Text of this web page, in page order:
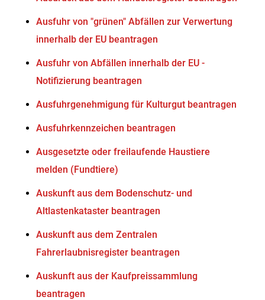
Ausfuhr von "grünen" Abfällen zur Verwertung
innerhalb der EU beantragen
Ausfuhr von Abfällen innerhalb der EU -
Notifizierung beantragen
Ausfuhrgenehmigung für Kulturgut beantragen
Ausfuhrkennzeichen beantragen
Ausgesetzte oder freilaufende Haustiere
melden (Fundtiere)
Auskunft aus dem Bodenschutz- und
Altlastenkataster beantragen
Auskunft aus dem Zentralen
Fahrerlaubnisregister beantragen
Auskunft aus der Kaufpreissammlung
beantragen